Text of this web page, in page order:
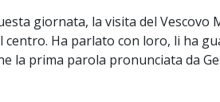
giornata, la visita del Vescovo
centro. Ha parlato con loro, li ha
la prima parola pronunciata da